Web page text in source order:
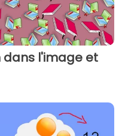
dans l'image et